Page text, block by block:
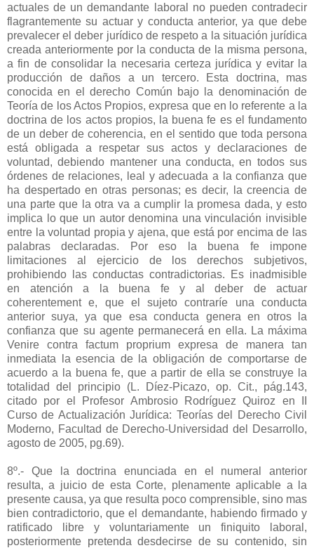
actuales de un demandante laboral no pueden contradecir
flagrantemente su actuar y conducta anterior, ya que debe
prevalecer el deber jurídico de respeto a la situación jurídica
creada anteriormente por la conducta de la misma persona,
a fin de consolidar la necesaria certeza jurídica y evitar la
producción de daños a un tercero. Esta doctrina, mas
conocida en el derecho Común bajo la denominación de
Teoría de los Actos Propios, expresa que en lo referente a la
doctrina de los actos propios, la buena fe es el fundamento
de un deber de coherencia, en el sentido que toda persona
está obligada a respetar sus actos y declaraciones de
voluntad, debiendo mantener una conducta, en todos sus
órdenes de relaciones, leal y adecuada a la confianza que
ha despertado en otras personas; es decir, la creencia de
una parte que la otra va a cumplir la promesa dada, y esto
implica lo que un autor denomina una vinculación invisible
entre la voluntad propia y ajena, que está por encima de las
palabras declaradas. Por eso la buena fe impone
limitaciones al ejercicio de los derechos subjetivos,
prohibiendo las conductas contradictorias. Es inadmisible
en atención a la buena fe y al deber de actuar
coherentement e, que el sujeto contraríe una conducta
anterior suya, ya que esa conducta genera en otros la
confianza que su agente permanecerá en ella. La máxima
Venire contra factum proprium expresa de manera tan
inmediata la esencia de la obligación de comportarse de
acuerdo a la buena fe, que a partir de ella se construye la
totalidad del principio (L. Díez-Picazo, op. Cit., pág.143,
citado por el Profesor Ambrosio Rodríguez Quiroz en II
Curso de Actualización Jurídica: Teorías del Derecho Civil
Moderno, Facultad de Derecho-Universidad del Desarrollo,
agosto de 2005, pg.69).
8º.- Que la doctrina enunciada en el numeral anterior
resulta, a juicio de esta Corte, plenamente aplicable a la
presente causa, ya que resulta poco comprensible, sino mas
bien contradictorio, que el demandante, habiendo firmado y
ratificado libre y voluntariamente un finiquito laboral,
posteriormente pretenda desdecirse de su contenido, sin